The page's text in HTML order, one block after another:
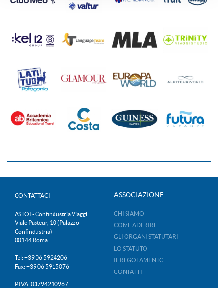
CONTATTACI
ASTOI - Confindustria Viaggi
Viale Pasteur, 10 (Palazzo
Confindustria)
00144 Roma
Tel: +39 06 5924206
Fax: +39 06 5915076
P.IVA: 03794210967
ASSOCIAZIONE
CHI SIAMO
COME ADERIRE
GLI ORGANI STATUTARI
LO STATUTO
IL REGOLAMENTO
CONTATTI